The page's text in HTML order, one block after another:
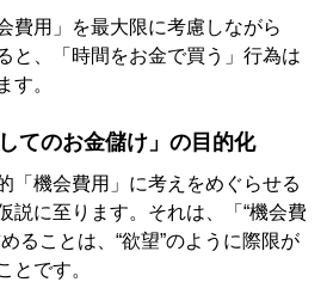
費用」を最大限に考慮しながら
と、「時間をお金で買う」行為は
す。
てのお金儲け」の目的化
「機会費用」に考えをめぐらせる
説に至ります。それは、「“機会費
ることは、“欲望”のように際限が
とです。